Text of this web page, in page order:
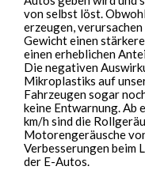
von selbst löst.
erzeugen,
Gewicht einen
einen erheblichen
Die negativen
Mikroplastiks auf
Fahrzeugen sogar
keine Entwarnung. Ab
km/h sind die
Motorengeräusche
Verbesserungen beim
der E-Autos.